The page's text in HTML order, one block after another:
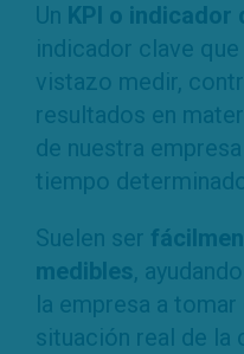
Un KPI o indicador
indicador clave
vistazo medir,
resultados en
de nuestra
tiempo
Suelen ser
medibles,
la empresa a
situación real de la